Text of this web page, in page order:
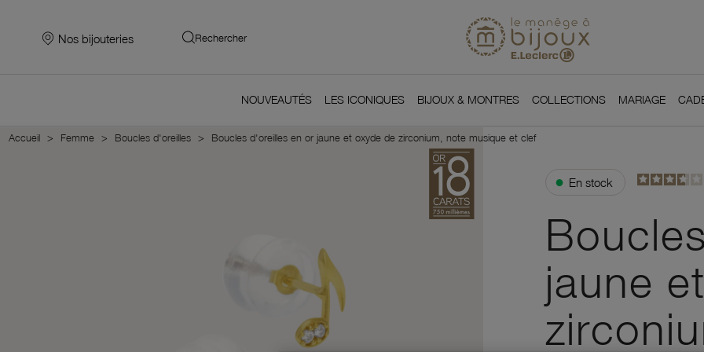
Nos bijouteries Rechercher
NOUVEAUTÉS LES ICONIQUES BIJOUX & MONTRES COLLECTIONS MARIAGE
Accueil Femme Boucles d'oreilles Boucles d'oreilles en or jaune et oxyde de zirconium, note musique et clef
● En stock
jaune